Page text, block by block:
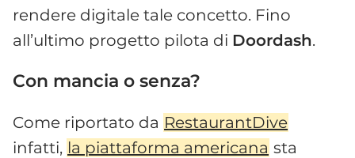
rendere digitale tale concetto. Fino
all’ultimo progetto pilota di Doordash.
Con mancia o senza?
Come riportato da RestaurantDive
infatti, la piattaforma americana sta